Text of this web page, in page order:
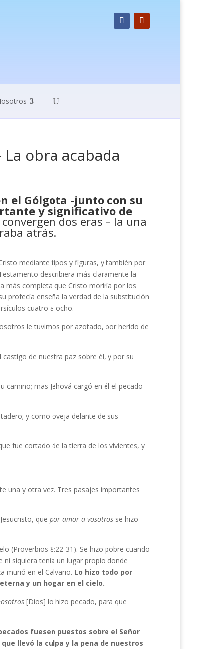
La obra acabada
el Gólgota -junto con su
y significativo de
dos eras – la una
atrás.
mediante tipos y figuras, y también por
describiera más claramente la
más completa que Cristo moriría por los
profecía enseña la verdad de la substitución
cuatro a ocho.
le tuvimos por azotado, por herido de
de nuestra paz sobre él, y por su
mas Jehová cargó en él el pecado
y como oveja delante de sus
fue cortado de la tierra de los vivientes, y
una y otra vez. Tres pasajes importantes
que por amor a vosotrosse hizo
(Proverbios 8:22-31). Se hizo pobre cuando
siquiera tenía un lugar propio donde
murió en el Calvario. Lo hizo todo por
y un hogar en el cielo.
[Dios] lo hizo pecado, para que
fuesen puestos sobre el Señor
llevó la culpa y la pena de nuestros